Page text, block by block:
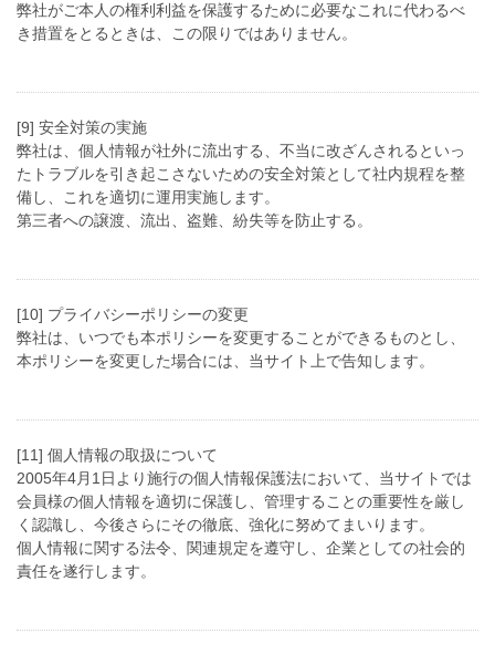
弊社がご本人の権利利益を保護するために必要なこれに代わるべ
き措置をとるときは、この限りではありません。
[9] 安全対策の実施
弊社は、個人情報が社外に流出する、不当に改ざんされるといっ
たトラブルを引き起こさないための安全対策として社内規程を整
備し、これを適切に運用実施します。
第三者への譲渡、流出、盗難、紛失等を防止する。
[10] プライバシーポリシーの変更
弊社は、いつでも本ポリシーを変更することができるものとし、
本ポリシーを変更した場合には、当サイト上で告知します。
[11] 個人情報の取扱について
2005年4月1日より施行の個人情報保護法において、当サイトでは
会員様の個人情報を適切に保護し、管理することの重要性を厳し
く認識し、今後さらにその徹底、強化に努めてまいります。
個人情報に関する法令、関連規定を遵守し、企業としての社会的
責任を遂行します。